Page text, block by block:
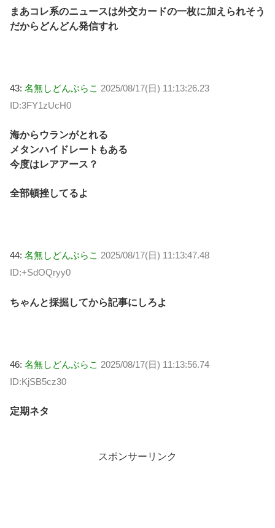
まあコレ系のニュースは外交カードの一枚に加えられそう
だからどんどん発信すれ
43: 名無しどんぶらこ 2025/08/17(日) 11:13:26.23
ID:3FY1zUcH0
海からウランがとれる
メタンハイドレートもある
今度はレアアース？
全部頓挫してるよ
44: 名無しどんぶらこ 2025/08/17(日) 11:13:47.48
ID:+SdOQryy0
ちゃんと採掘してから記事にしろよ
46: 名無しどんぶらこ 2025/08/17(日) 11:13:56.74
ID:KjSB5cz30
定期ネタ
スポンサーリンク